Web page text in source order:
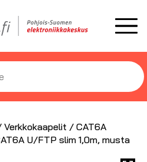
Verkkokaapelit / CAT6A
U/FTP slim 1,0m, musta